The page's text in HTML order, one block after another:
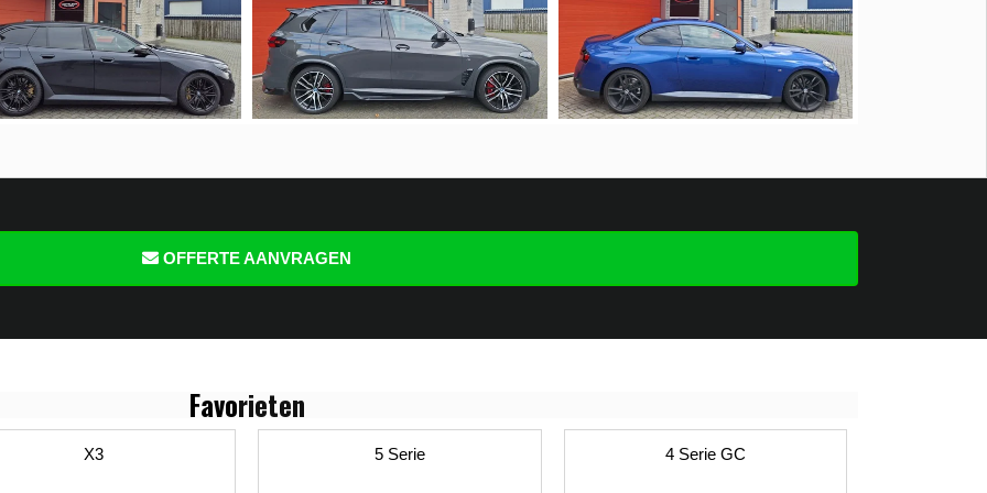
OFFERTE AANVRAGEN
Favorieten
X3 5 Serie 4 Serie GC